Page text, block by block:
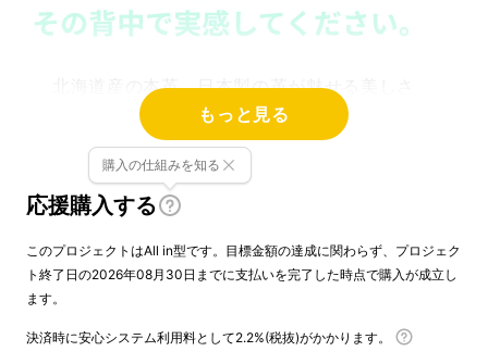
北海道産の本革、日本製の革が魅せる美しさ
と、8個の収納ポケットで感じる使いやすさを
実感してください。機能とデザインにこだわっ
た大人のボディバッグをお届けいたします！
もっと見る
応援購入する
購入の仕組みを知る
このプロジェクトはAll in型です。目標金額の達成に関わらず、プロジェク
ト終了日の2026年08月30日までに支払いを完了した時点で購入が成立し
ます。
決済時に安心システム利用料として2.2%(税抜)がかかります。